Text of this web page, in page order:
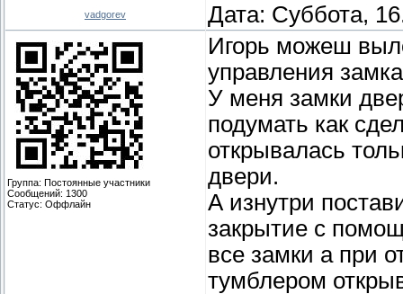
vadgorev Дата: Суббота,
Группа: Постоянные участники
Сообщений: 1300
Статус: Оффлайн
Игорь можеш
управления
У меня замки
подумать как
открывалась
двери.
А изнутри
закрытие с
все замки а при
тумблером